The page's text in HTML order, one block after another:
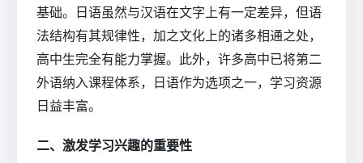
基础。日语虽然与汉语在文字上有一定差异，但语
法结构有其规律性，加之文化上的诸多相通之处，
高中生完全有能力掌握。此外，许多高中已将第二
外语纳入课程体系，日语作为选项之一，学习资源
日益丰富。
二、激发学习兴趣的重要性